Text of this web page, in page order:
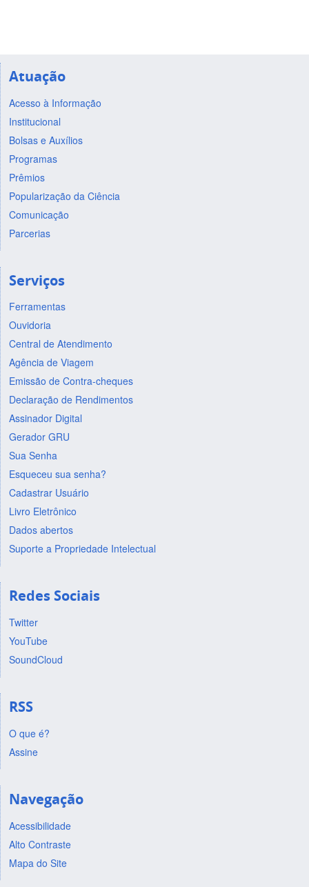
Atuação
Acesso à Informação
Institucional
Bolsas e Auxílios
Programas
Prêmios
Popularização da Ciência
Comunicação
Parcerias
Serviços
Ferramentas
Ouvidoria
Central de Atendimento
Agência de Viagem
Emissão de Contra-cheques
Declaração de Rendimentos
Assinador Digital
Gerador GRU
Sua Senha
Esqueceu sua senha?
Cadastrar Usuário
Livro Eletrônico
Dados abertos
Suporte a Propriedade Intelectual
Redes Sociais
Twitter
YouTube
SoundCloud
RSS
O que é?
Assine
Navegação
Acessibilidade
Alto Contraste
Mapa do Site